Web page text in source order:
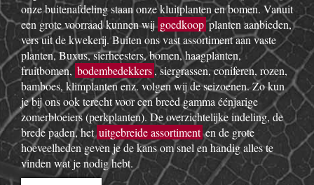
Open slide
show
Boomkwekerij Maréchal kweekt voor u tuinplanten op een
oppervlakte van 20 hectare. Wij zijn boomkwekers en géén
tuincentrum met plastieken kabouters, barbecues,
tuinmeubelen en keukengerief. In onze serre kweken wij een
uitgebreid assortiment van de beste tuinplanten in potten, op
onze buitenafdeling staan onze kluitplanten en bomen. Vanuit
een grote voorraad kunnen wijgoedkoopplanten aanbieden,
vers uit de kwekerij. Buiten ons vast assortiment aan vaste
planten, Buxus, sierheesters, bomen, haagplanten,